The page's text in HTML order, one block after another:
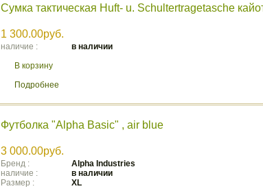
Сумка тактическая Huft- u. Schultertragetasche
1 300.00руб.
наличие :
в наличии
В корзину
Подробнее
Футболка "Alpha Basic" , air blue
3 000.00руб.
Бренд :
Аlpha Industries
наличие :
в наличии
Размер :
XL